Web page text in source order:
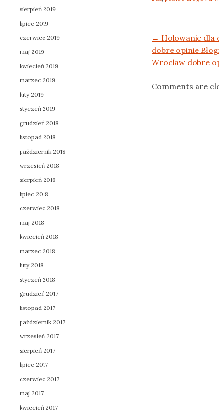
Post navigation
← Holowanie dla
dobre opinie
Wroclaw dobre
Comments are
sierpień 2019
lipiec 2019
czerwiec 2019
maj 2019
kwiecień 2019
marzec 2019
luty 2019
styczeń 2019
grudzień 2018
listopad 2018
październik 2018
wrzesień 2018
sierpień 2018
lipiec 2018
czerwiec 2018
maj 2018
kwiecień 2018
marzec 2018
luty 2018
styczeń 2018
grudzień 2017
listopad 2017
październik 2017
wrzesień 2017
sierpień 2017
lipiec 2017
czerwiec 2017
maj 2017
kwiecień 2017